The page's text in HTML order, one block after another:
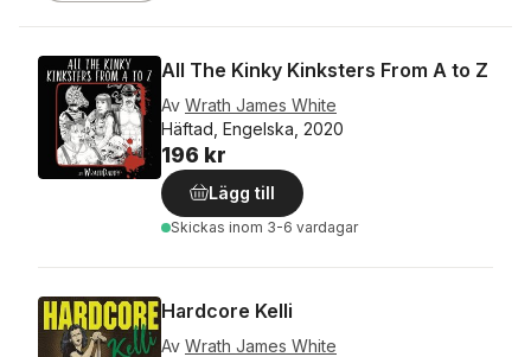
All The Kinky Kinksters From A to Z
Av Wrath James White
Häftad, Engelska, 2020
196 kr
Lägg till
Skickas inom 3-6 vardagar
Hardcore Kelli
Av Wrath James White